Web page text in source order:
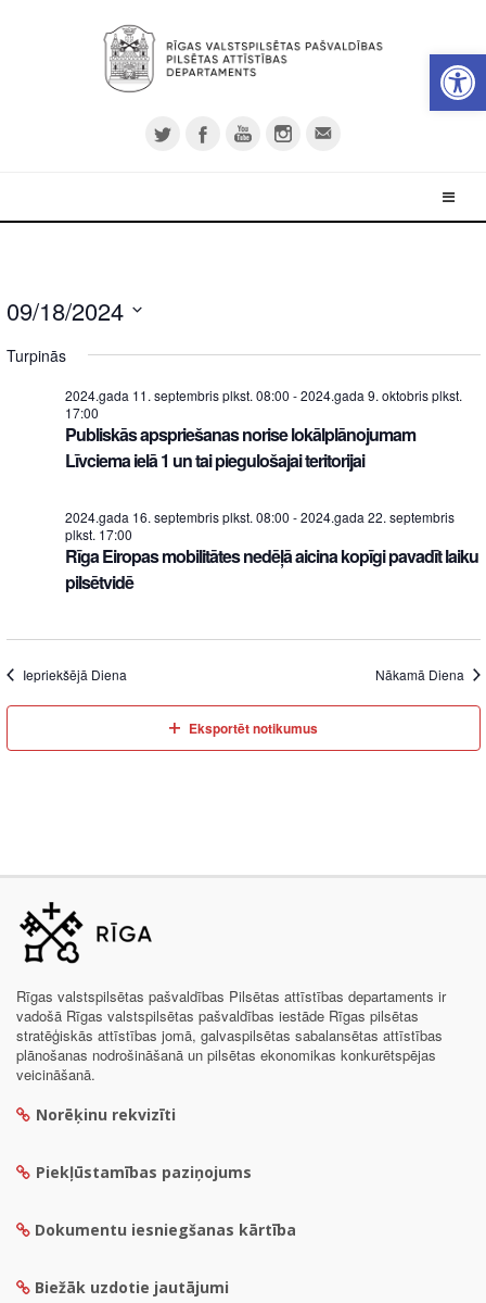
09/18/2024
date.
Turpinās
2024.gada 11. septembris plkst. 08:00 -2024.gada 9. oktobris plkst.
17:00
Publiskās apspriešanas norise lokālplānojumam
Līvciema ielā 1 un tai piegulošajai teritorijai
2024.gada 16. septembris plkst. 08:00 -2024.gada 22. septembris
plkst. 17:00
Rīga Eiropas mobilitātes nedēļā aicina kopīgi pavadīt laiku
pilsētvidē
Iepriekšējā Diena Nākamā Diena
Eksportēt notikumus
Rīgas valstspilsētas pašvaldības Pilsētas attīstības departaments ir
vadošā Rīgas valstspilsētas pašvaldības iestāde Rīgas pilsētas
stratēģiskās attīstības jomā, galvaspilsētas sabalansētas attīstības
plānošanas nodrošināšanā un pilsētas ekonomikas konkurētspējas
veicināšanā.
Norēķinu rekvizīti
Piekļūstamības paziņojums
Dokumentu iesniegšanas kārtība
Biežāk uzdotie jautājumi